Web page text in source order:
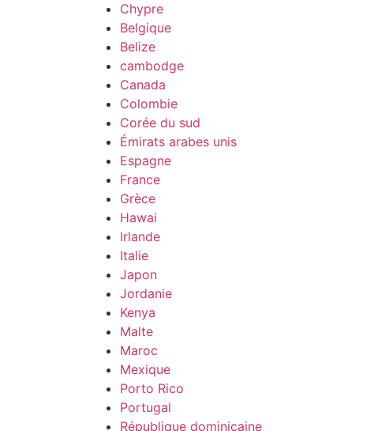
Chypre
Belgique
Belize
cambodge
Canada
Colombie
Corée du sud
Émirats arabes unis
Espagne
France
Grèce
Hawai
Irlande
Italie
Japon
Jordanie
Kenya
Malte
Maroc
Mexique
Porto Rico
Portugal
République dominicaine